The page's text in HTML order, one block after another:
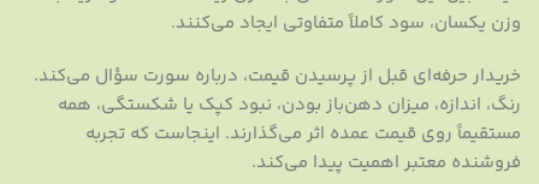
وزن یکسان، سود کاملاً متفاوتی ایجاد می‌کنند.
خریدار حرفه‌ای قبل از پرسیدن قیمت، درباره سورت سؤال می‌کند.
رنگ، اندازه، میزان دهن‌باز بودن، نبود کپک یا شکستگی، همه
مستقیماً روی قیمت عمده اثر می‌گذارند. اینجاست که تجربه
فروشنده معتبر اهمیت پیدا می‌کند.